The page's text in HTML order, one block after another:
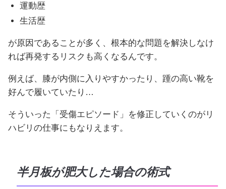
運動歴
生活歴
が原因であることが多く、根本的な問題を解決しなけ
れば再発するリスクも高くなるんです。
例えば、膝が内側に入りやすかったり、踵の高い靴を
好んで履いていたり…
そういった「受傷エピソード」を修正していくのがリ
ハビリの仕事にもなりえます。
半月板が肥大した場合の術式